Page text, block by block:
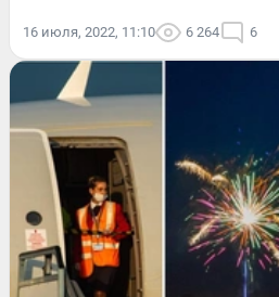
16 июля, 2022, 11:10 6 264 6